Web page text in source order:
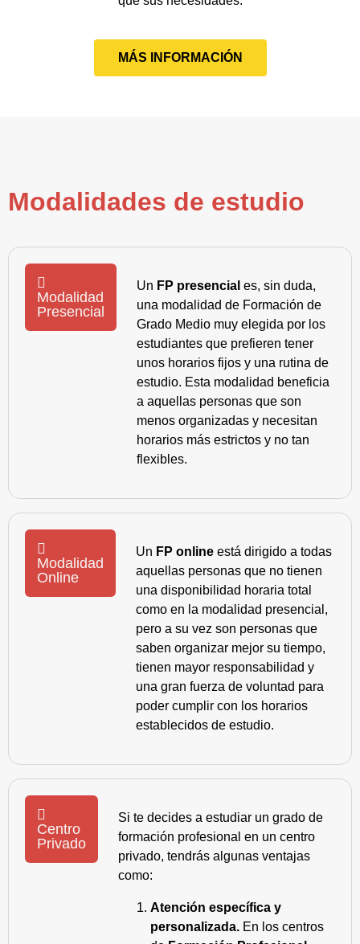
MÁS INFORMACIÓN
Modalidades de estudio
Modalidad
Presencial
Un FP presencial es, sin duda,
una modalidad de Formación de
Grado Medio muy elegida por los
estudiantes que prefieren tener
unos horarios fijos y una rutina de
estudio. Esta modalidad beneficia
a aquellas personas que son
menos organizadas y necesitan
horarios más estrictos y no tan
flexibles.
Modalidad
Online
Un FP online está dirigido a todas
aquellas personas que no tienen
una disponibilidad horaria total
como en la modalidad presencial,
pero a su vez son personas que
saben organizar mejor su tiempo,
tienen mayor responsabilidad y
una gran fuerza de voluntad para
poder cumplir con los horarios
establecidos de estudio.
Centro
Privado
Si te decides a estudiar un grado de
formación profesional en un centro
privado, tendrás algunas ventajas
como:
Atención específica y
personalizada. En los centros